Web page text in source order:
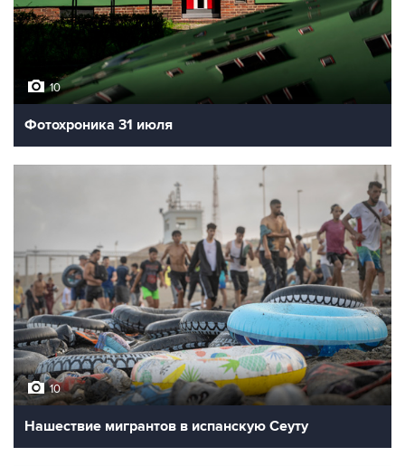
10
Фотохроника 31 июля
10
Нашествие мигрантов в испанскую Сеуту